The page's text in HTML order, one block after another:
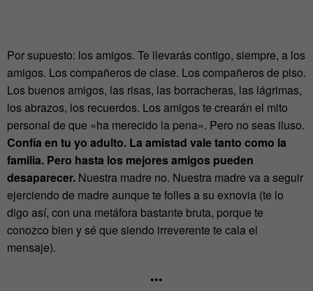
Por supuesto: los amigos. Te llevarás contigo, siempre, a los
amigos. Los compañeros de clase. Los compañeros de piso.
Los buenos amigos, las risas, las borracheras, las lágrimas,
los abrazos, los recuerdos. Los amigos te crearán el mito
personal de que «ha merecido la pena». Pero no seas iluso.
Confía en tu yo adulto. La amistad vale tanto como la
familia. Pero hasta los mejores amigos pueden
desaparecer. Nuestra madre no. Nuestra madre va a seguir
ejerciendo de madre aunque te folles a su exnovia (te lo
digo así, con una metáfora bastante bruta, porque te
conozco bien y sé que siendo irreverente te cala el
mensaje).
•••